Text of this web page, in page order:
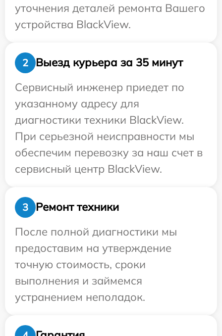
уточнения деталей ремонта Вашего
устройства BlackView.
2
Выезд курьера за 35 минут
Сервисный инженер приедет по
указанному адресу для
диагностики техники BlackView.
При серьезной неисправности мы
обеспечим перевозку за наш счет в
сервисный центр BlackView.
3
Ремонт техники
После полной диагностики мы
предоставим на утверждение
точную стоимость, сроки
выполнения и займемся
устранением неполадок.